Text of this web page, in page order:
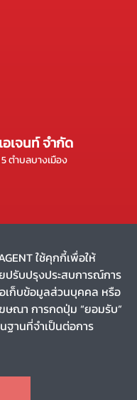
เจนท์ จำกัด
ตำบลบางเมือง
ของเรา
ของเรา
ใช้คุกกี้เพื่อให้
ปรับปรุงประสบการณ์การ
เก็บข้อมูลส่วนบุคคล หรือ
ษณา การกดปุ่ม “ยอมรับ”
านที่จำเป็นต่อการ